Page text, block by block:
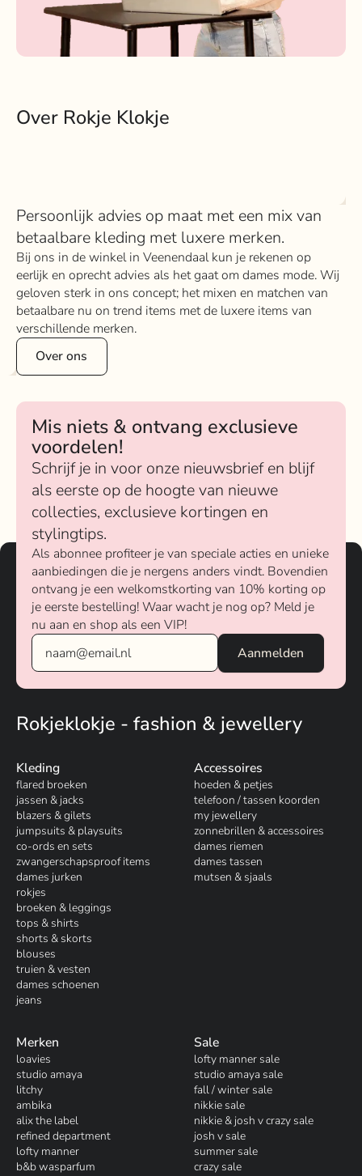
Over Rokje Klokje
Persoonlijk advies op maat met een mix van
betaalbare kleding met luxere merken.
Bij ons in de winkel in Veenendaal kun je rekenen op
eerlijk en oprecht advies als het gaat om dames mode. Wij
geloven sterk in ons concept; het mixen en matchen van
betaalbare nu on trend items met de luxere items van
verschillende merken.
Over ons
Mis niets & ontvang exclusieve
voordelen!
Schrijf je in voor onze nieuwsbrief en blijf
als eerste op de hoogte van nieuwe
collecties, exclusieve kortingen en
stylingtips.
Als abonnee profiteer je van speciale acties en unieke
aanbiedingen die je nergens anders vindt. Bovendien
ontvang je een welkomstkorting van 10% korting op
je eerste bestelling! Waar wacht je nog op? Meld je
nu aan en shop als een VIP!
Rokjeklokje - fashion & jewellery
Kleding
flared broeken
jassen & jacks
blazers & gilets
jumpsuits & playsuits
co-ords en sets
zwangerschapsproof items
dames jurken
rokjes
broeken & leggings
tops & shirts
shorts & skorts
blouses
truien & vesten
dames schoenen
jeans
Accessoires
hoeden & petjes
telefoon / tassen koorden
my jewellery
zonnebrillen & accessoires
dames riemen
dames tassen
mutsen & sjaals
Merken
loavies
studio amaya
litchy
ambika
alix the label
refined department
lofty manner
b&b wasparfum
Sale
lofty manner sale
studio amaya sale
fall / winter sale
nikkie sale
nikkie & josh v crazy sale
josh v sale
summer sale
crazy sale